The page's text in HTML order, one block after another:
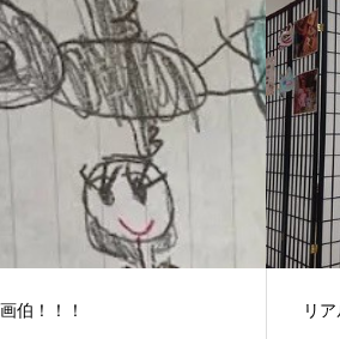
リアルRPG！タカラッシュ！